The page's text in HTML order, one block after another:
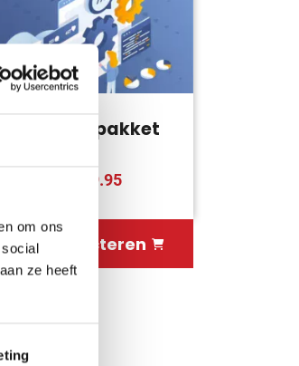
om ons
ze heeft
pakket
€999.95
selecteren